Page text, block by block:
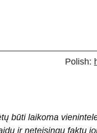
Polish:
būti laikoma
ir neteisingų faktų